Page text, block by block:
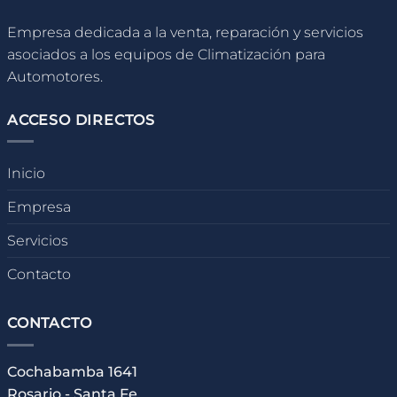
Empresa dedicada a la venta, reparación y servicios
asociados a los equipos de Climatización para
Automotores.
ACCESO DIRECTOS
Inicio
Empresa
Servicios
Contacto
CONTACTO
Cochabamba 1641
Rosario - Santa Fe